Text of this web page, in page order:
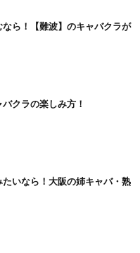
ら！【難波】のキャバクラが
クラの楽しみ方！
いなら！大阪の姉キャバ・熟